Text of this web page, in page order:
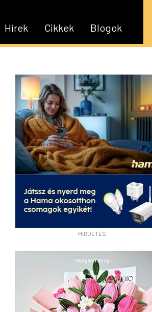
Blogok
Cikkek
Hírek
HIRDETÉS